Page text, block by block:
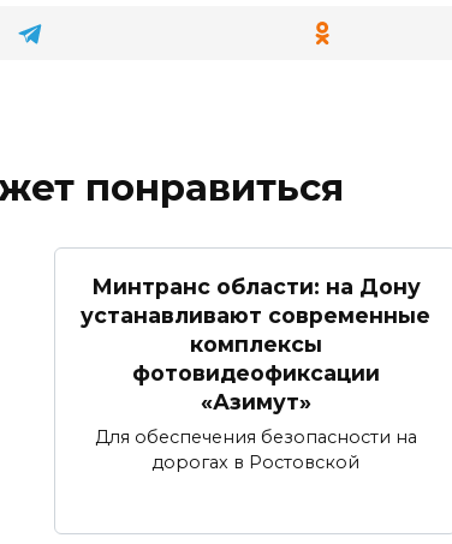
понравиться
Минтранс области: на Дону
устанавливают современные
комплексы
фотовидеофиксации
«Азимут»
Для обеспечения безопасности на
дорогах в Ростовской